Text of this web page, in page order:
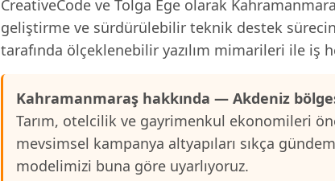
CreativeCode ve Tolga Ege olarak
geliştirme ve sürdürülebilir teknik destek
tarafında ölçeklenebilir yazılım mimarileri ile iş
Kahramanmaraş hakkında — Akdeniz
Tarım, otelcilik ve gayrimenkul ekonomileri
mevsimsel kampanya altyapıları sıkça
modelimizi buna göre uyarlıyoruz.